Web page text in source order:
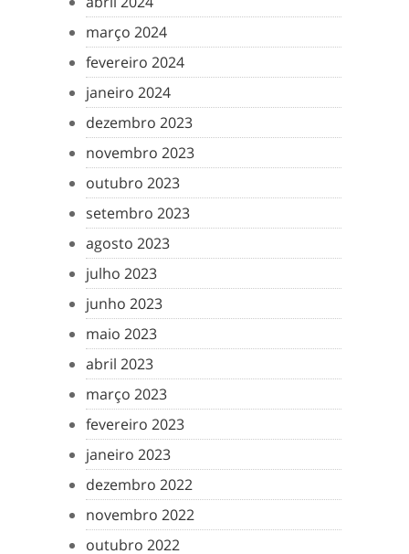
março 2024
fevereiro 2024
janeiro 2024
dezembro 2023
novembro 2023
outubro 2023
setembro 2023
agosto 2023
julho 2023
junho 2023
maio 2023
abril 2023
março 2023
fevereiro 2023
janeiro 2023
dezembro 2022
novembro 2022
outubro 2022